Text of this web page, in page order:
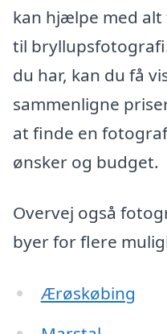
kan hjælpe med
til
du har, kan du få
sammenligne
at finde en
ønsker og budget.
Overvej også
byer for flere
Ærøskøbing